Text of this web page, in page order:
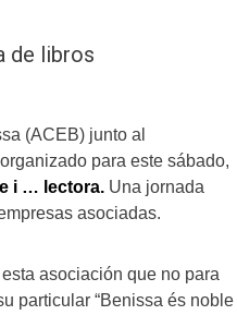
de libros
(ACEB) junto al
para este sábado,
i … lectora. Una jornada
asociadas.
asociación que no para
particular “Benissa és noble